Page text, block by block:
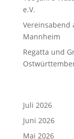
e.V.
Vereinsabend
Mannheim
Regatta und
Juli 2026
Juni 2026
Mai 2026